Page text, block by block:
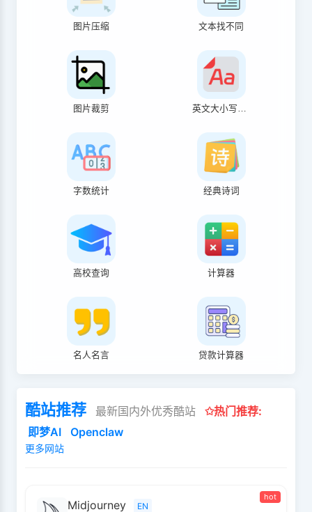
图片压缩 文本找不同
图片裁剪 英文大小写转换
字数统计 经典诗词
高校查询 计算器
名人名言 贷款计算器
酷站推荐 最新国内外优秀酷站
✩热门推荐:
即梦AI
Openclaw
更多网站
hot
Midjourney EN